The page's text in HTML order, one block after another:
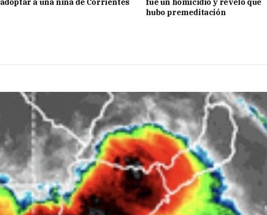
adoptar a una niña de Corrientes
fue un homicidio y reveló que
hubo premeditación